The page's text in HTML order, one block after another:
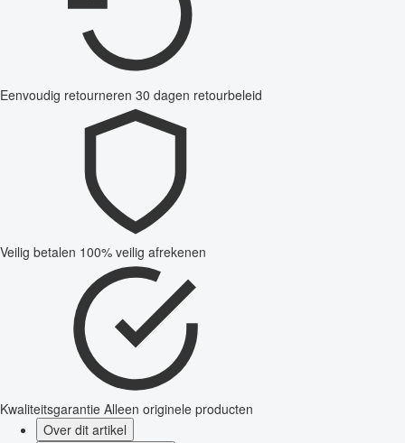
Eenvoudig retourneren 30 dagen retourbeleid
Veilig betalen 100% veilig afrekenen
Kwaliteitsgarantie Alleen originele producten
Over dit artikel